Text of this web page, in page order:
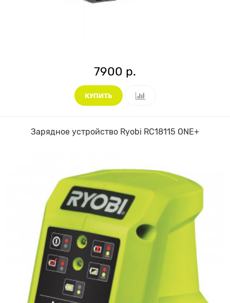
7900 р.
КУПИТЬ
Зарядное устройство Ryobi RC18115 ONE+